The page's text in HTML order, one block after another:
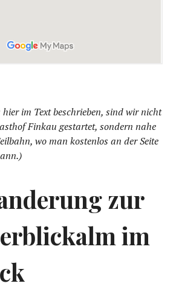
im Text beschrieben, sind wir nicht
Finkau gestartet, sondern nahe
wo man kostenlos an der Seite
zur
im